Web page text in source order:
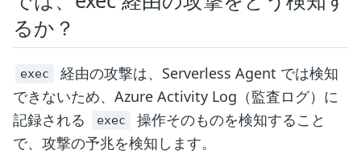
るか？
exec
経由の攻撃は、Serverless Agent では検知
できないため、Azure Activity Log（監査ログ）に
記録される
exec
操作そのものを検知すること
で、攻撃の予兆を検知します。